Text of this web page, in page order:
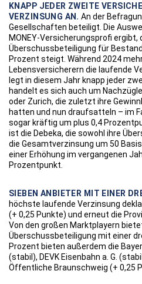
KNAPP JEDER ZWEITE
VERZINSUNG AN. An der
Gesellschaften beteiligt. Die
MONEY-Versicherungsprofi
Überschussbeteiligung für
Prozent steigt. Während 2024
Lebensversicherern die laufende
legt in diesem Jahr knapp jeder
handelt es sich auch um
oder Zurich, die zuletzt ihre
hatten und nun draufsatteln – im
sogar kräftig um plus 0,4
ist die Debeka, die sowohl ihre
die Gesamtverzinsung um 50
einer Erhöhung im vergangenen
Prozentpunkt.
SIEBEN ANBIETER MIT EINER
höchste laufende Verzinsung
(+ 0,25 Punkte) und erneut die
Von den großen Marktplayern
Überschussbeteiligung mit einer
Prozent bieten außerdem die
(stabil), DEVK Eisenbahn a. G.
Öffentliche Braunschweig (+ 0,25